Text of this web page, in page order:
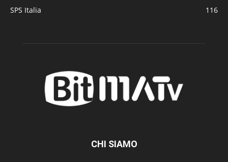
SPS Italia
116
CHI SIAMO